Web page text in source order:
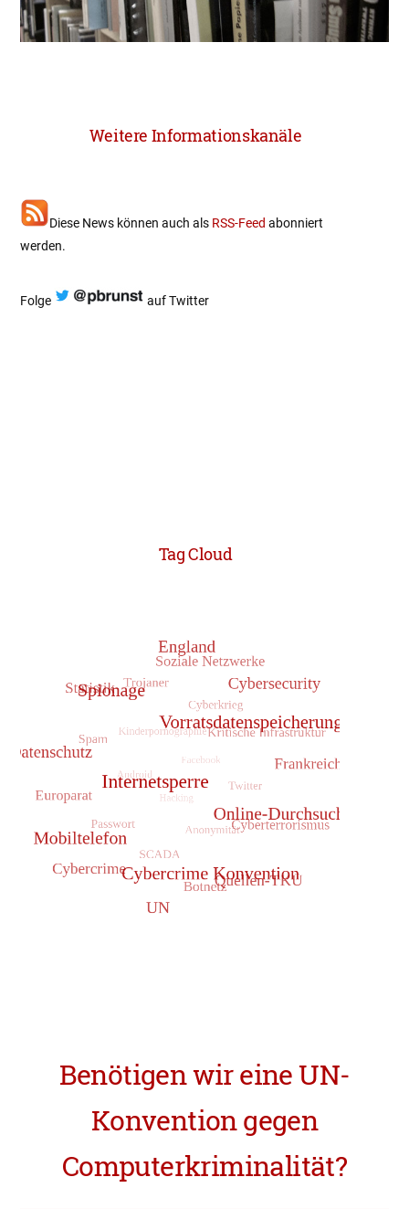
Weitere Informationskanäle
Diese News können auch als RSS-Feed abonniert
werden.
Folge auf Twitter
Tag Cloud
Benötigen wir eine UN-
Konvention gegen
Computerkriminalität?